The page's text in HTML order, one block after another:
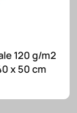
120 g/m2
x 50 cm